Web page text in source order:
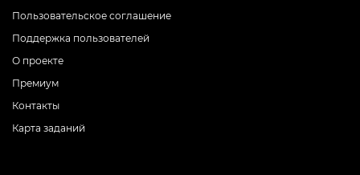
Пользовательское соглашение
Поддержка пользователей
О проекте
Премиум
Контакты
Карта заданий